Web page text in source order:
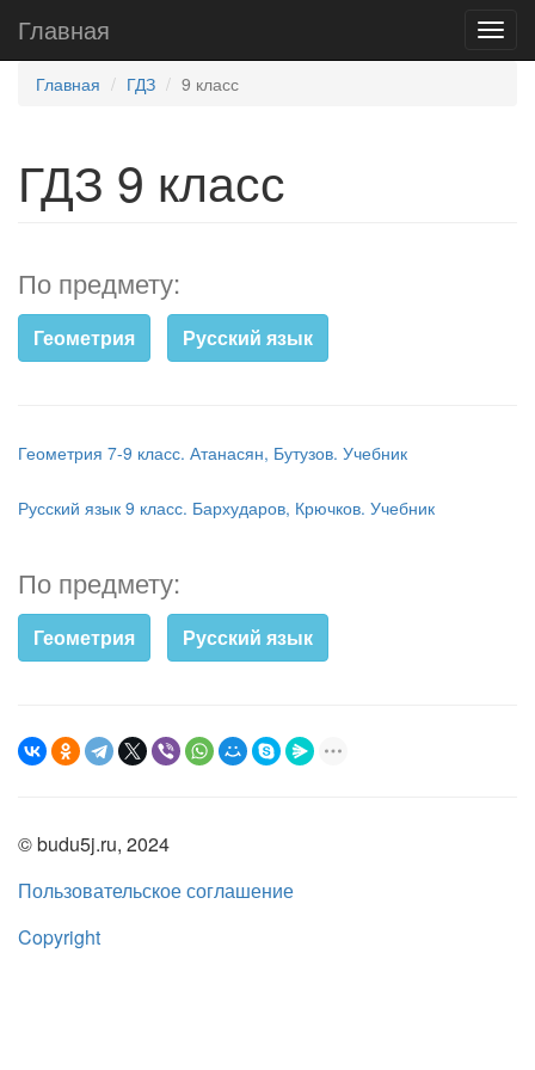
Главная
Главная ГДЗ 9 класс
ГДЗ 9 класс
По предмету:
Геометрия Русский язык
Геометрия 7-9 класс. Атанасян, Бутузов. Учебник
Русский язык 9 класс. Бархударов, Крючков. Учебник
По предмету:
Геометрия Русский язык
© budu5j.ru, 2024
Пользовательское соглашение
Copyright